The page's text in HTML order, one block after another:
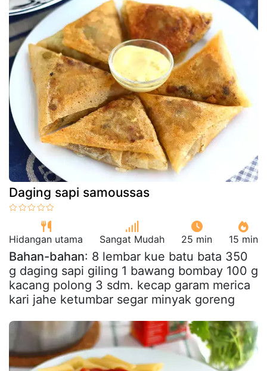
Daging sapi samoussas
Hidangan utama Sangat Mudah 25 min 15 min
Bahan-bahan: 8 lembar kue batu bata 350
g daging sapi giling 1 bawang bombay 100 g
kacang polong 3 sdm. kecap garam merica
kari jahe ketumbar segar minyak goreng